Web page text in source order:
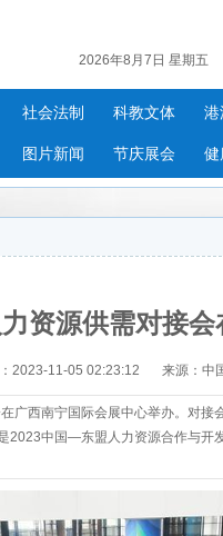
2026年8月7日 星期五
社会法制 科教文体 港
图片新闻 节庆展会 健
资源供需对接会
2023-11-05 02:23:12 来源：中
广西南宁国际会展中心举办。对接
2023中国—东盟人力资源合作与